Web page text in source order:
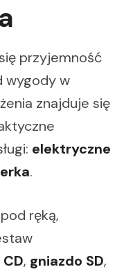
przyjemność
wygody w
znajduje się
elektryczne
.
ręką,
CD, gniazdo SD,